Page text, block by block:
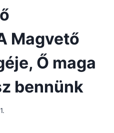
Magvető
Ő maga
bennünk